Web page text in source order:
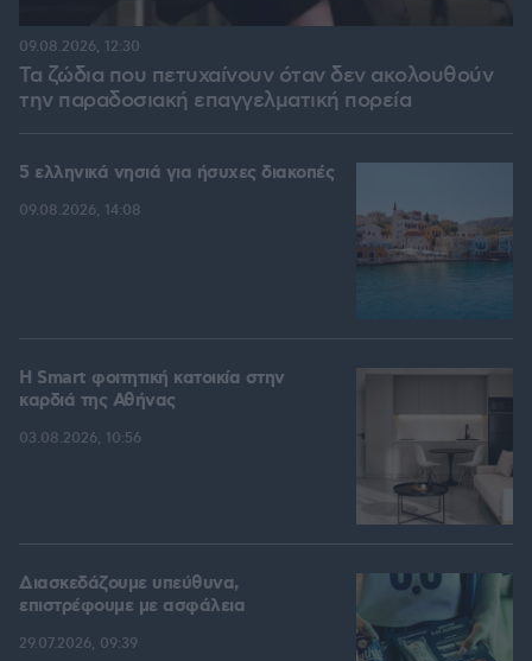
Τα ζώδια που πετυχαίνουν όταν δεν ακολουθούν
την παραδοσιακή επαγγελματική πορεία
09.08.2026, 12:30
5 ελληνικά νησιά για ήσυχες διακοπές
09.08.2026, 14:08
Η Smart φοιτητική κατοικία στην
καρδιά της Αθήνας
03.08.2026, 10:56
Διασκεδάζουμε υπεύθυνα,
επιστρέφουμε με ασφάλεια
29.07.2026, 09:39